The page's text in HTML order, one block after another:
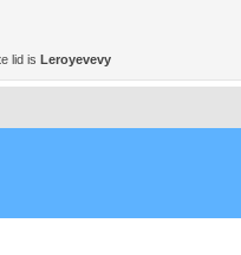
lid is Leroyevevy